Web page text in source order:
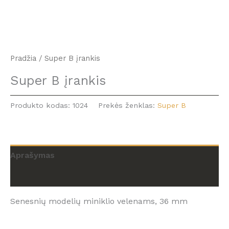
Pradžia / Super B įrankis
Super B įrankis
Produkto kodas: 1024 Prekės ženklas: Super B
Aprašymas
Senesnių modelių miniklio velenams, 36 mm